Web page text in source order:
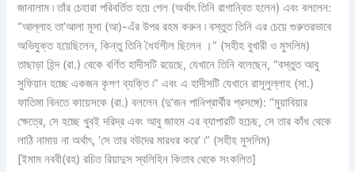
জানালাম ৷ তাঁর চেহারা পরিবর্তিত হয়ে গেল (অর্থাৎ তিনি রাগান্বিত হলেন) এবং বললেন:
“আল্লাহ তা’আলা মূসা (আ)-এঁর উপর রহম করুন ৷ বস্তুত তিনি এর চেয়ে গুরুতরভাবে
অভিযুক্ত হয়েছিলেন, কিন্তু তিনি ধৈর্যশীল ছিলেন ।” (সহীহ বুখারী ও মুসলিম)
তাছাড়া হিন্দ (রা.) থেকে বর্ণিত হাদীসটি রয়েছে, যেখানে তিনি বলেছেন, “বস্তুত আবু
সুফিয়ান হচ্ছে একজন কৃপণ ব্যক্তি ৷” এবং এ হাদীসটি যেখানে রাসূলুল্লাহ (সা.)
ফাতিমা বিনতে কায়েসকে (রা.) বললেন (দু’জন পানিপ্রার্থীর প্রসঙ্গে): “মুয়াবিয়ার
ক্ষেত্রে, সে হচ্ছে খুবই দরিদ্র এবং আবু জাহম এর ব্যাপারটি হচেছ, সে তার কাঁধ থেকে
লাঠি নামায় না অর্থাৎ, ‘সে তার বউদের মারধর করে’ ৷” (সহীহ মুসলিম)
[ইমাম নববী(রহ) রচিত রিয়াদুস স্বলিহিন কিতাব থেকে সংকলিত]